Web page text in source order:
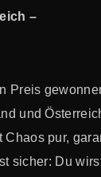
–
und
pur,
sicher: Du